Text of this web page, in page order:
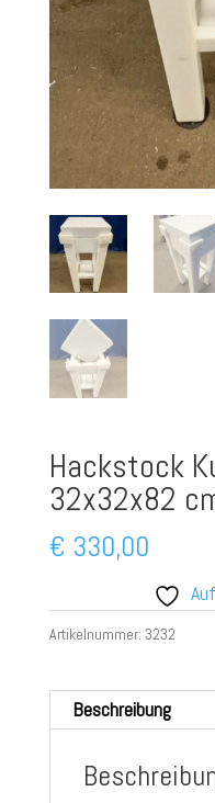
Hackstock
32x32x82
€ 330,00
Artikelnummer: 3232
Beschreibung